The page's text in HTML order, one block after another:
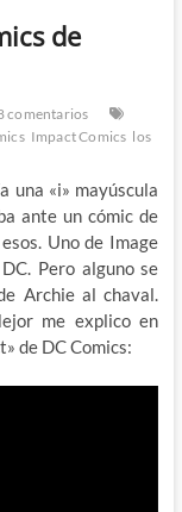
de
comentarios
Impact Comics los
una «i» mayúscula
ante un cómic de
Uno de Image
Pero alguno se
Archie al chaval.
me explico en
de DC Comics: